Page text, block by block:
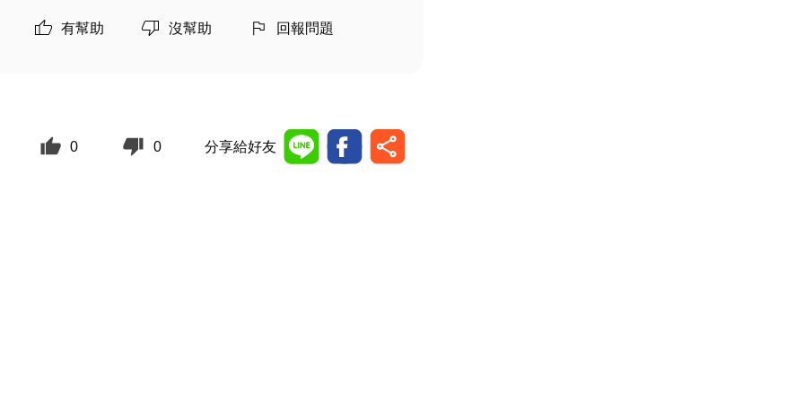
有幫助 沒幫助 回報問題
0 0 分享給好友